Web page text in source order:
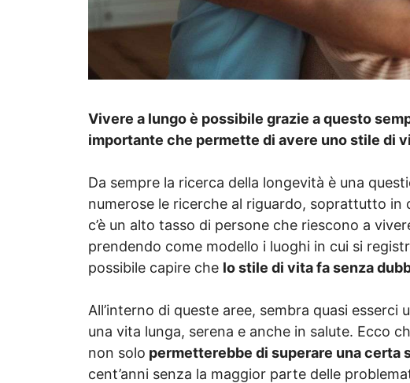
Vivere a lungo è possibile grazie a questo
importante che permette di avere uno stile di
Da sempre la ricerca della longevità è una
numerose le ricerche al riguardo, soprattutto in
c’è un alto tasso di persone che riescono a
prendendo come modello i luoghi in cui si
possibile capire che lo stile di vita fa senza
All’interno di queste aree, sembra quasi
una vita lunga, serena e anche in salute. Ecco
non solo permetterebbe di superare una certa
cent’anni senza la maggior parte delle